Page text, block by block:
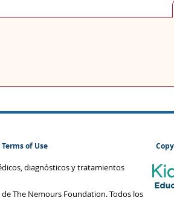
of Use
diagnósticos y tratamientos
The Nemours Foundation. Todos los